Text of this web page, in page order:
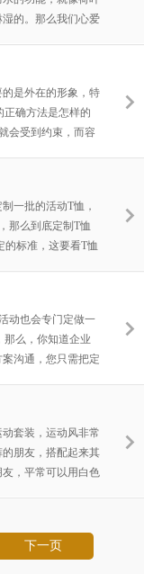
变形。这种面料价
的。那么我们心爱
能在洗衣机里甩干
本身是非常耐脏的
，可以使用牙刷或
是外在的形象，特
正确方法是怎样的
会受到约束，而容
。因为人在运动
、麻、丝、毛针织
运动必然受到阳光
一批的活动T恤，
那么到底定制T恤
的标准，这要看T恤
的等等因素。除了
线。如果客户确实
定的时间生产出
动也会专门定做一
那么，你知道企业
沟通，您只需把定
出定制效果图。第
T恤衫定做厂家会
付款确认样衣后，
套装，运动风非常
朋友，搭配起来其
，平常可以用白色
可以选择的范围比
点。上身穿颜色鲜
下一页